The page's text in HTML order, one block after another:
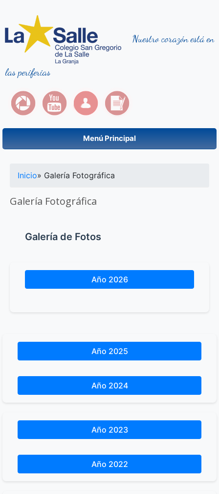
Nuestro corazón está en
las periferias
Menú Principal
Se encuentra usted aquí
Inicio» Galería Fotográfica
Galería Fotográfica
Galería de Fotos
Año 2026
Año 2025
Año 2024
Año 2023
Año 2022